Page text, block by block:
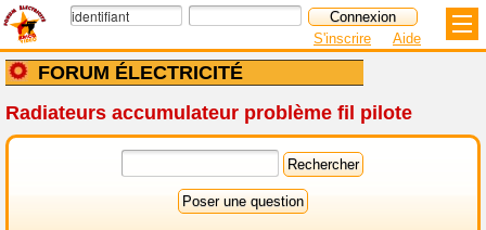
FORUM ÉLECTRICITÉ
S'inscrire Aide
Radiateurs accumulateur problème fil pilote